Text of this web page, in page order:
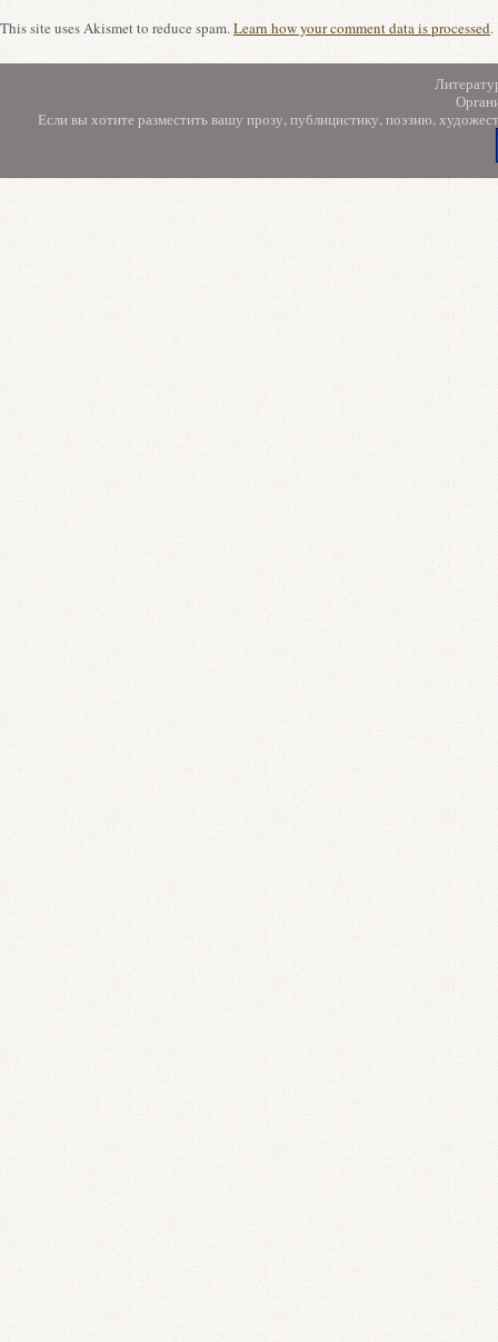
This site uses Akismet to reduce spam.Learn how your comment data is processed.
Если вы хотите разместить вашу прозу, публицистику, поэзию,